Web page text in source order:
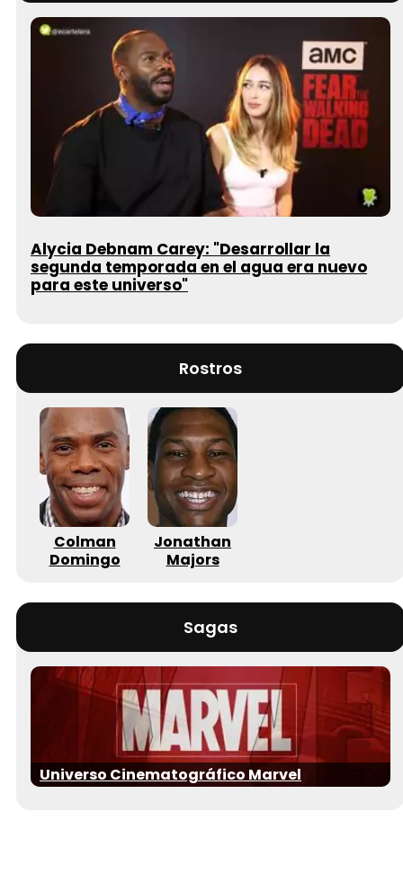
Alycia Debnam Carey: "Desarrollar la
segunda temporada en el agua era nuevo
para este universo"
Rostros
Colman
Domingo
Jonathan
Majors
Sagas
Universo Cinematográfico Marvel